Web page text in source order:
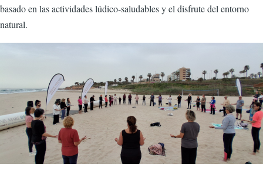
basado en las actividades lúdico-saludables y el disfrute del entorno
natural.